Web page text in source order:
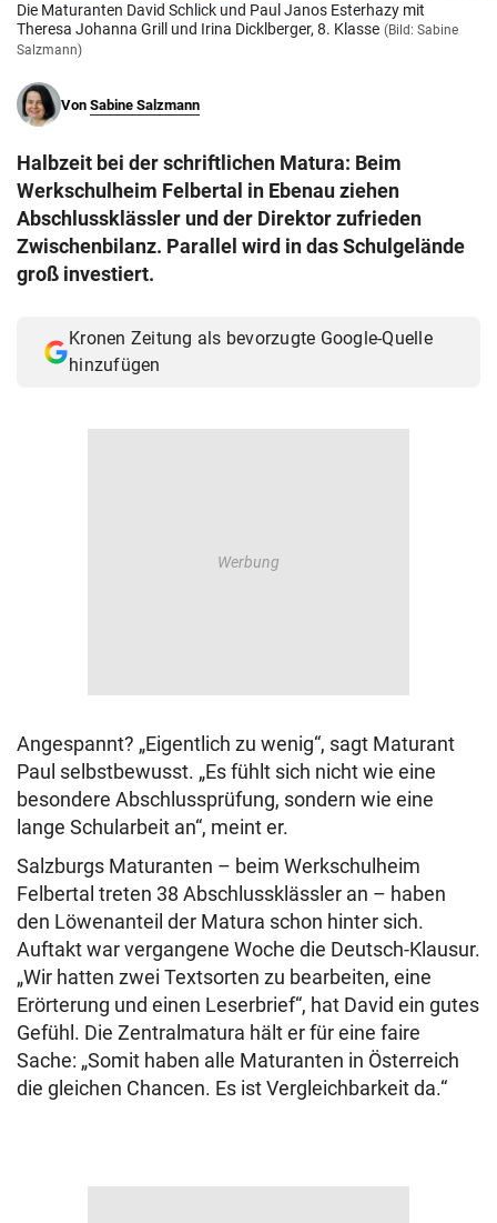
Die Maturanten David Schlick und Paul Janos Esterhazy mit
Theresa Johanna Grill und Irina Dicklberger, 8. Klasse (Bild: Sabine
Salzmann)
Von Sabine Salzmann
Halbzeit bei der schriftlichen Matura: Beim
Werkschulheim Felbertal in Ebenau ziehen
Abschlussklässler und der Direktor zufrieden
Zwischenbilanz. Parallel wird in das Schulgelände
groß investiert.
Kronen Zeitung als bevorzugte Google-Quelle
hinzufügen
Angespannt? „Eigentlich zu wenig“, sagt Maturant
Paul selbstbewusst. „Es fühlt sich nicht wie eine
besondere Abschlussprüfung, sondern wie eine
lange Schularbeit an“, meint er.
Salzburgs Maturanten – beim Werkschulheim
Felbertal treten 38 Abschlussklässler an – haben
den Löwenanteil der Matura schon hinter sich.
Auftakt war vergangene Woche die Deutsch-Klausur.
„Wir hatten zwei Textsorten zu bearbeiten, eine
Erörterung und einen Leserbrief“, hat David ein gutes
Gefühl. Die Zentralmatura hält er für eine faire
Sache: „Somit haben alle Maturanten in Österreich
die gleichen Chancen. Es ist Vergleichbarkeit da.“